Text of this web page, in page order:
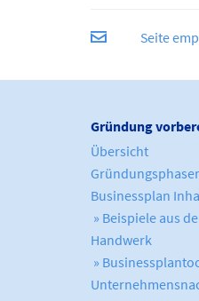
Seite
Gründung
Übersicht
Businessplan
» Beispiele aus
Handwerk
»